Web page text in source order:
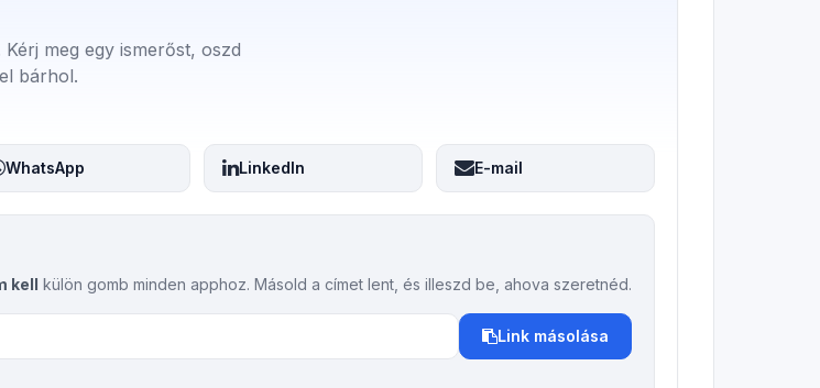
meg egy ismerőst, oszd
bárhol.
WhatsApp LinkedIn E-mail
kell külön gomb minden apphoz. Másold a címet lent, és illeszd be, ahova szeretnéd.
Link másolása